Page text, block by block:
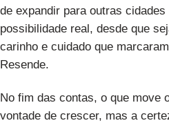
de expandir para outras
possibilidade real, desde que
carinho e cuidado que
Resende.
No fim das contas, o que move
vontade de crescer, mas a